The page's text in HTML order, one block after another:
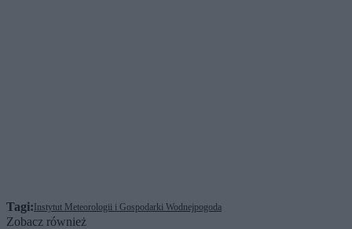
Tagi:Instytut Meteorologii i Gospodarki Wodnejpogoda
Zobacz również